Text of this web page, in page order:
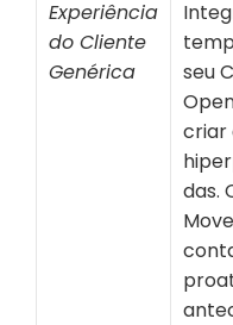
Experiência
do Cliente
Genérica
seu
criar
das.